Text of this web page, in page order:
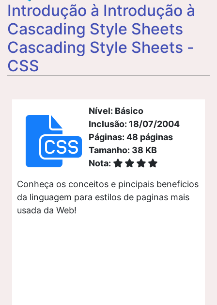
Introdução à Introdução à
Cascading Style Sheets
Cascading Style Sheets -
CSS
Nível: Básico
Inclusão: 18/07/2004
Páginas: 48 páginas
Tamanho: 38 KB
Nota:
Conheça os conceitos e pincipais beneficios
da linguagem para estilos de paginas mais
usada da Web!